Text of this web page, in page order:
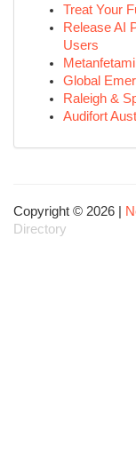
Treat Your
Release AI
Users
Global
Raleigh &
Audifort
Copyright © 2026 |
Directory